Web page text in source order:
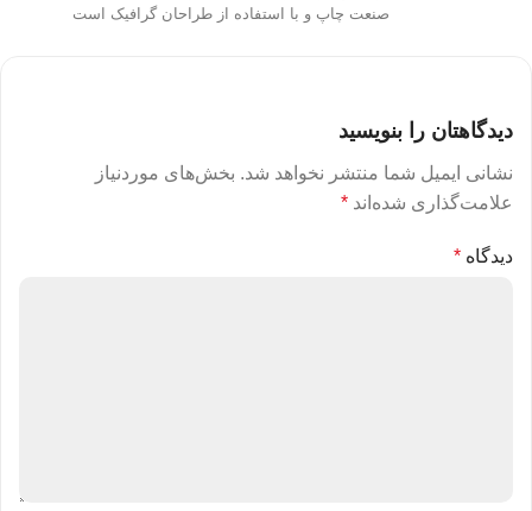
صنعت چاپ و با استفاده از طراحان گرافیک است
دیدگاهتان را بنویسید
نشانی ایمیل شما منتشر نخواهد شد. بخش‌های موردنیاز
علامت‌گذاری شده‌اند *
دیدگاه *